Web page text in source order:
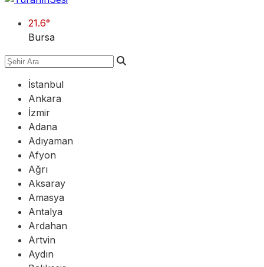
21.6°
Bursa
İstanbul
Ankara
İzmir
Adana
Adıyaman
Afyon
Ağrı
Aksaray
Amasya
Antalya
Ardahan
Artvin
Aydın